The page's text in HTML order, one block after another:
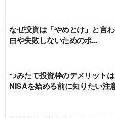
なぜ投資は「やめとけ」と言
由や失敗しないためのポ...
つみたて投資枠のデメリット
NISAを始める前に知りたい注